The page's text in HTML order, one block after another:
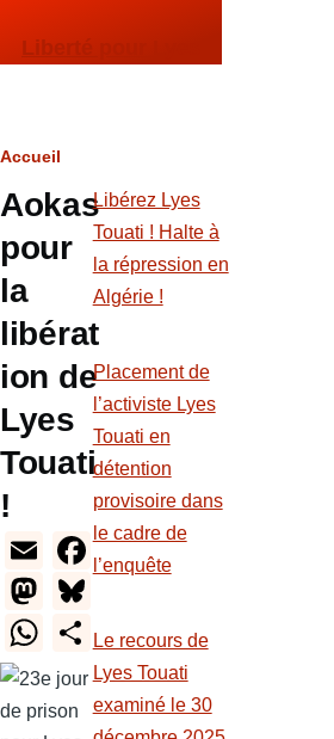
Liberté pour Lyes
Fil
d'Ariane
Accueil
Aokas
pour
la
libérat
ion de
Lyes
Touati
!
E
m
ail
F
a
c
e
b
M
a
st
o
Bl
u
e
sk
W
h
at
S
h
ar
Libérez Lyes
Touati ! Halte à
la répression en
Algérie !
Placement de
l’activiste Lyes
Touati en
détention
provisoire dans
le cadre de
l’enquête
Le recours de
Lyes Touati
examiné le 30